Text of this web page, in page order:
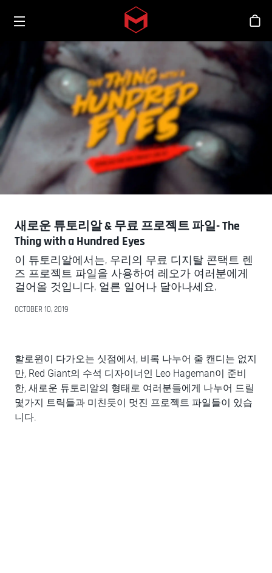
Skip to main content
Toggle menu
스
새로운 튜토리알 & 무료 프로젝트 파일- The
Thing with a Hundred Eyes
이 튜토리알에서는, 우리의 무료 디지탈 콘택트 렌
즈 프로젝트 파일을 사용하여 레오가 여러분에게
걸어올 것입니다. 얼른 일어나 달아나세요.
OCTOBER 10, 2019
할로윈이 다가오는 싯점에서, 비록 나누어 줄 캔디는 없지
만, Red Giant의 수석 디자이너인 Leo Hageman이 준비
한, 새로운 튜토리알의 형태로 여러분들에게 나누어 드릴
몇가지 트릭들과 미친듯이 멋진 프로젝트 파일들이 있습
니다.